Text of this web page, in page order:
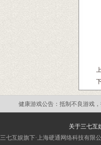
健康游戏公告： 抵制不良游戏
关于三七互
三七互娱旗下·上海硬通网络科技有限